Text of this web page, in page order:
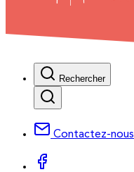
Rechercher
Contactez-nous